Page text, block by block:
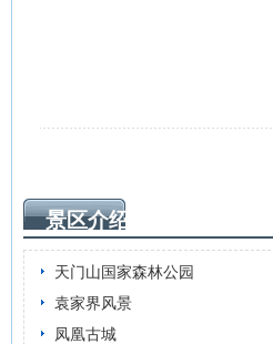
景区介绍
天门山国家森林公园
袁家界风景
凤凰古城